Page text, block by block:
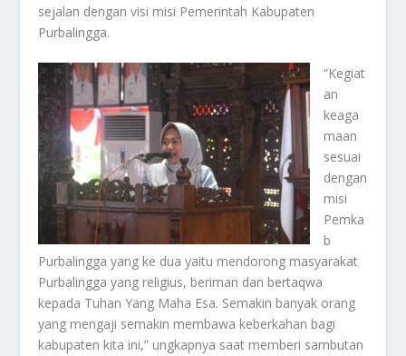
sejalan dengan visi misi Pemerintah Kabupaten
Purbalingga.
“Kegiat
an
keaga
maan
sesuai
dengan
misi
Pemka
b
Purbalingga yang ke dua yaitu mendorong masyarakat
Purbalingga yang religius, beriman dan bertaqwa
kepada Tuhan Yang Maha Esa. Semakin banyak orang
yang mengaji semakin membawa keberkahan bagi
kabupaten kita ini,” ungkapnya saat memberi sambutan